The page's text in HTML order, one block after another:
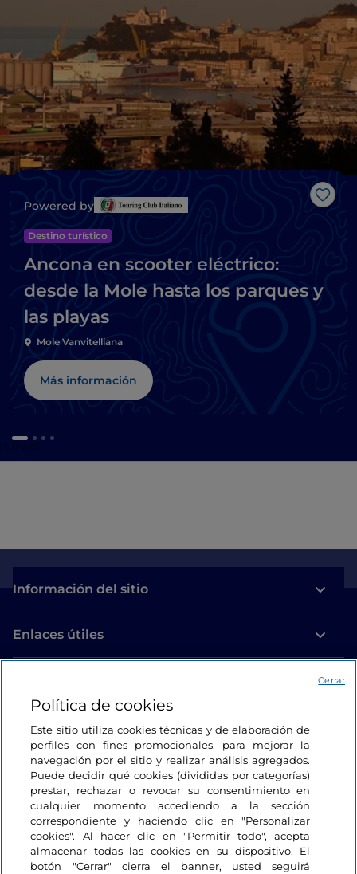
Me
Powered by
Destino turístico
Ancona en scooter eléctrico:
desde la Mole hasta los parques y
las playas
Mole Vanvitelliana
Más información
Información del sitio
Enlaces útiles
Estamos en contacto
Política de cookies
Este sitio utiliza cookies técnicas y de elaboración de
perfiles con fines promocionales, para mejorar la
navegación por el sitio y realizar análisis agregados.
Puede decidir qué cookies (divididas por categorías)
prestar, rechazar o revocar su consentimiento en
cualquier momento accediendo a la sección
correspondiente y haciendo clic en "Personalizar
cookies". Al hacer clic en "Permitir todo", acepta
almacenar todas las cookies en su dispositivo. El
botón "Cerrar" cierra el banner, usted seguirá
Cerrar